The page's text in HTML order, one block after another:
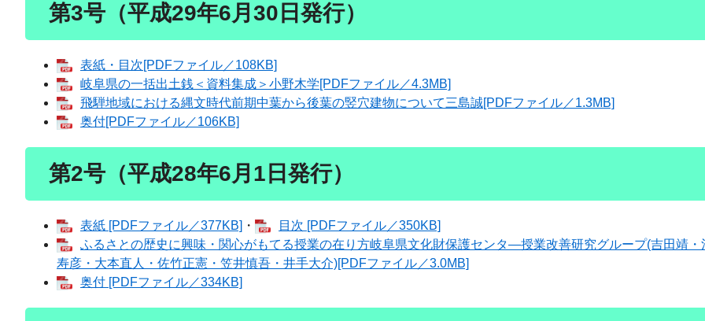
第3号（平成29年6月30日発行）
表紙・目次[PDFファイル／108KB]
岐阜県の一括出土銭＜資料集成＞小野木学[PDFファイル／4.3MB]
飛騨地域における縄文時代前期中葉から後葉の竪穴建物について三島誠[PDFファイル／1.3MB]
奥付[PDFファイル／106KB]
第2号（平成28年6月1日発行）
表紙 [PDFファイル／377KB] ・
目次 [PDFファイル／350KB]
ふるさとの歴史に興味・関心がもてる授業の在り方岐阜県文化財保護センタ―授業改善研究グループ​(吉田靖・
寿彦・大本直人・佐竹正憲・笠井慎吾・井手大介)​[PDFファイル／3.0MB]
奥付 [PDFファイル／334KB]